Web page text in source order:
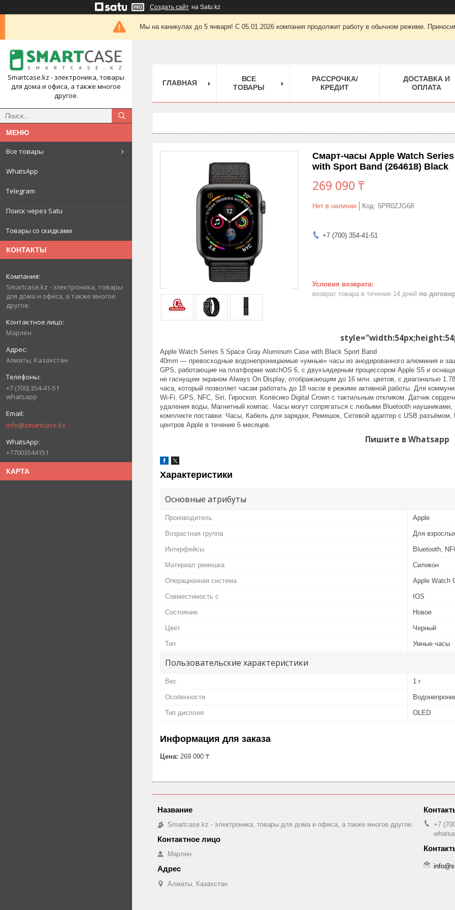
Создать сайт на Satu.kz
Мы на каникулах до 5 января! С 05.01.2026 компания продолжит работу в обычном режиме.
Smartcase.kz - электроника, товары
для дома и офиса, а также многое
другое.
Все товары
WhatsApp
Telegram
Поиск через Satu
Товары со скидками
КОНТАКТЫ
Smartcase.kz - электроника, товары
для дома и офиса, а также многое
другое.
Марлен
Алматы, Казахстан
+7 (700) 354-41-51
whatsapp
info@smartcase.kz
+77003544151
КАРТА
ГЛАВНАЯ
ВСЕ
ТОВАРЫ
РАССРОЧКА/
КРЕДИТ
ДОСТАВКА И
ОПЛАТА
Смарт-часы Apple Watch
with Sport Band (264618) Black
269 090 ₸
Нет в наличии Код: 5PR0ZJG68
+7 (700) 354-41-51
возврат товара в течение 14 дней по
Apple Watch Series 5 Space Gray Aluminum Case with Black Sport Band
40mm — превосходные водонепроницаемые «умные» часы из анодированного алюминия и
GPS, работающие на платформе watchOS 6, с двухъядерным процессором Apple S5 и
не гаснущем экраном Always On Display, отображающим до 16 млн. цветов, с диагональю
часа, который позволяет часам работать до 18 часов в режиме активной работы. Для
Wi-Fi, GPS, NFC, Siri, Гироскоп. Колёсико Digital Crown с тактильным откликом. Датчик
удаления воды, Магнитный компас. Часы могут сопрягаться с любыми Bluetooth
комплекте поставки: Часы, Кабель для зарядки, Ремешок, Сетевой адаптер с USB
центров Apple в течение 6 месяцев.
Пишите в Whatsapp
Характеристики
Основные атрибуты
Производитель Apple
Возрастная группа Для
Интерфейсы Bluetooth,
Материал ремешка Силикон
Операционная система Apple Watch
Совместимость с IOS
Состояние Новое
Цвет Черный
Тип Умные часы
Пользовательские характеристики
Вес 1 г
Особенности
Тип дисплея OLED
Информация для заказа
Цена: 269 090 ₸
Smartcase.kz - электроника, товары для дома и офиса, а также многое другое.
Марлен
Алматы, Казахстан
+7